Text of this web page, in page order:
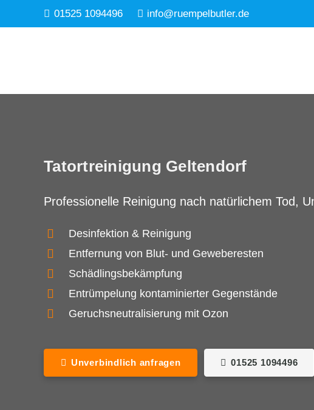
01525 1094496 info@ruempelbutler.de
Tatortreinigung Geltendorf
Professionelle Reinigung nach natürlichem Tod,
Desinfektion & Reinigung
Entfernung von Blut- und Geweberesten
Schädlingsbekämpfung
Entrümpelung kontaminierter Gegenstände
Geruchsneutralisierung mit Ozon
Unverbindlich anfragen 01525 1094496